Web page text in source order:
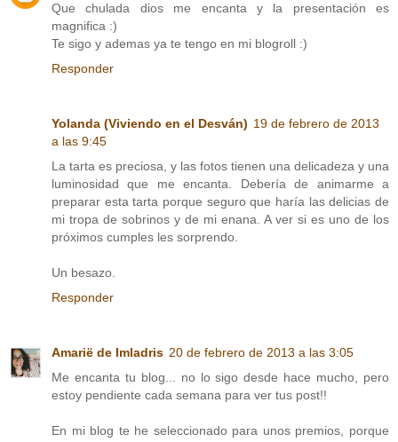
Que chulada dios me encanta y la presentación es
magnifica :)
Te sigo y ademas ya te tengo en mi blogroll :)
Responder
Yolanda (Viviendo en el Desván) 19 de febrero de 2013
a las 9:45
La tarta es preciosa, y las fotos tienen una delicadeza y una
luminosidad que me encanta. Debería de animarme a
preparar esta tarta porque seguro que haría las delicias de
mi tropa de sobrinos y de mi enana. A ver si es uno de los
próximos cumples les sorprendo.
Un besazo.
Responder
Amarië de Imladris 20 de febrero de 2013 a las 3:05
Me encanta tu blog... no lo sigo desde hace mucho, pero
estoy pendiente cada semana para ver tus post!!
En mi blog te he seleccionado para unos premios, porque